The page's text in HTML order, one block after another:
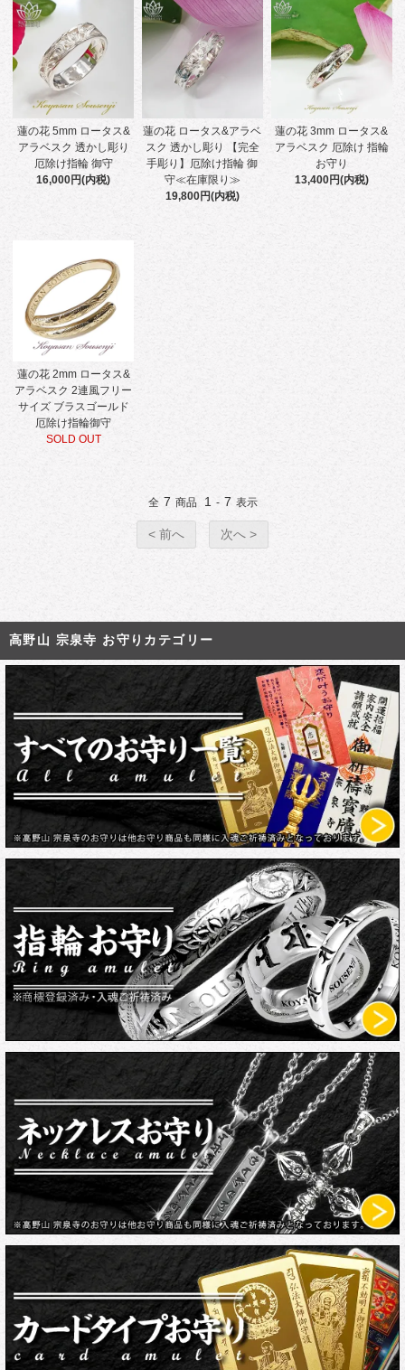
蓮の花 5mm ロータス&
アラベスク 透かし彫り
厄除け指輪 御守
16,000円(内税)
蓮の花 ロータス&アラベ
スク 透かし彫り 【完全
手彫り】厄除け指輪 御
守≪在庫限り≫
19,800円(内税)
蓮の花 3mm ロータス&
アラベスク 厄除け 指輪
お守り
13,400円(内税)
蓮の花 2mm ロータス&
アラベスク 2連風フリー
サイズ ブラスゴールド
厄除け指輪御守
SOLD OUT
全 7 商品 1 - 7 表示
< 前へ 次へ >
高野山 宗泉寺 お守りカテゴリー